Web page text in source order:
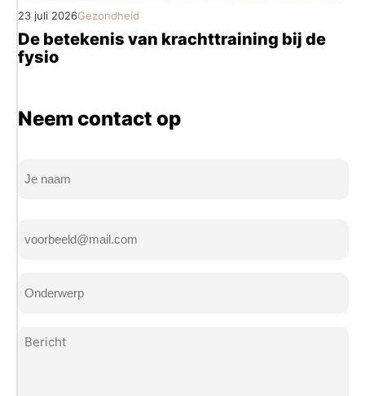
23 juli 2026Gezondheid
De betekenis van krachttraining bij de
fysio
Neem contact op
mailadres
Bericht